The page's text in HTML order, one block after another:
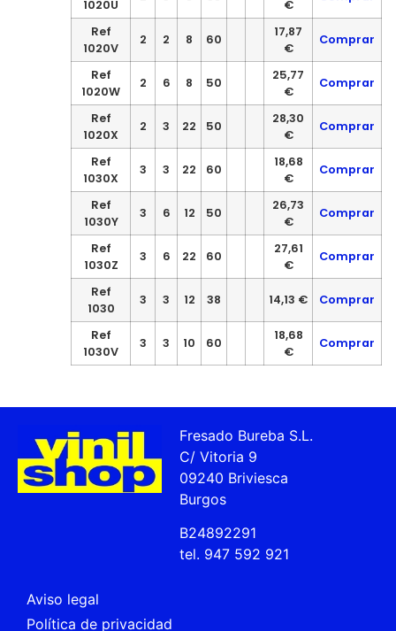
1020U
€
Ref
1020V
2 2 8 60
17,87
€
Comprar
Ref
1020W
2 6 8 50
25,77
€
Comprar
Ref
1020X
2 3 22 50
28,30
€
Comprar
Ref
1030X
3 3 22 60
18,68
€
Comprar
Ref
1030Y
3 6 12 50
26,73
€
Comprar
Ref
1030Z
3 6 22 60
27,61
€
Comprar
Ref
1030
3 3 12 38 14,13 € Comprar
Ref
1030V
3 3 10 60
18,68
€
Comprar
Fresado Bureba S.L.
C/ Vitoria 9
09240 Briviesca
Burgos
B24892291
tel. 947 592 921
Aviso legal
Política de privacidad